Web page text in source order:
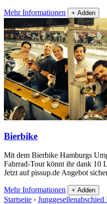
Mehr Informationen + Adden
Bierbike
Mit dem Bierbike Hamburgs
Fahrrad-Tour könnt ihr dank 10
Jetzt auf pissup.de Angebot
Mehr Informationen + Adden
Startseite ›